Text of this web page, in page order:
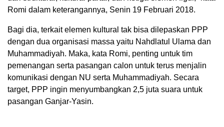
Romi dalam keterangannya, Senin 19 Februari 2018.
Bagi dia, terkait elemen kultural tak bisa dilepaskan PPP
dengan dua organisasi massa yaitu Nahdlatul Ulama dan
Muhammadiyah. Maka, kata Romi, penting untuk tim
pemenangan serta pasangan calon untuk terus menjalin
komunikasi dengan NU serta Muhammadiyah. Secara
target, PPP ingin menyumbangkan 2,5 juta suara untuk
pasangan Ganjar-Yasin.